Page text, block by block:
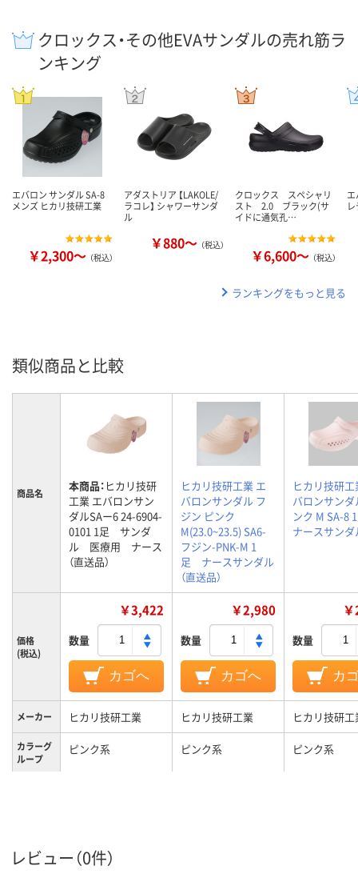
クロックス・その他EVAサンダルの売れ筋ラ
ンキング
エバロン サンダル SA-8
メンズ ヒカリ技研工業
￥2,300～ （税込）
アダストリア 【LAKOLE/
ラコレ】 シャワーサンダ
ル
￥880～ （税込）
クロックス スペシャリ
スト 2.0 ブラック(サ
イドに通気孔…
￥6,600～ （税込）
ランキングをもっと見る
類似商品と比較
商品名 本商品： ヒカリ技研
工業 エバロンサン
ダルSAー6 24-6904-
0101 1足 サンダ
ル 医療用 ナース
（直送品）
ヒカリ技研工業 エ
バロンサンダル フ
ジン ピンク
M(23.0~23.5) SA6-
フジン-PNK-M 1
足 ナースサンダル
（直送品）
ヒカリ技研工
バロンサンダ
ンク M SA-
ナースサンダ
価格
(税込)
￥3,422
数量
カゴへ
￥2,980
数量
カゴへ
数量
カ
メーカー ヒカリ技研工業 ヒカリ技研工業 ヒカリ技研工
カラーグ
ループ
ピンク系 ピンク系 ピンク系
レビュー（0件）